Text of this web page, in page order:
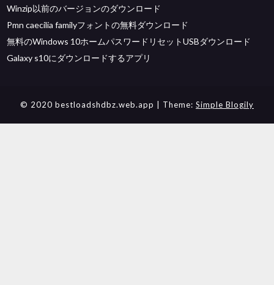
Winzip以前のバージョンのダウンロード
Pmn caecilia familyフォントの無料ダウンロード
無料のWindows 10ホームパスワードリセットUSBダウンロード
Galaxy s10にダウンロードするアプリ
© 2020 bestloadshdbz.web.app | Theme: Simple Blogily